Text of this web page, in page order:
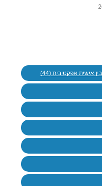
אישית אפקטיבית (44)